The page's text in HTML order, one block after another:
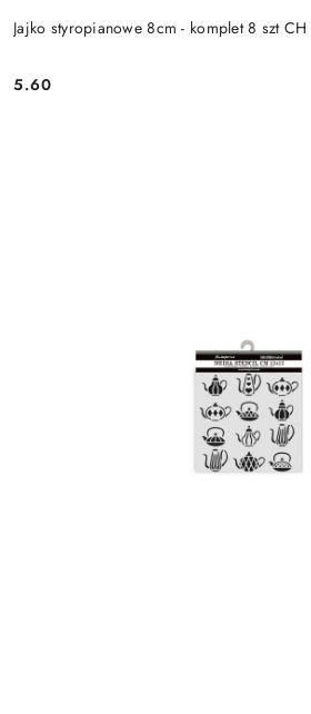
Jajko styropianowe 8cm - komplet 8 szt CH
Cena:
5.60